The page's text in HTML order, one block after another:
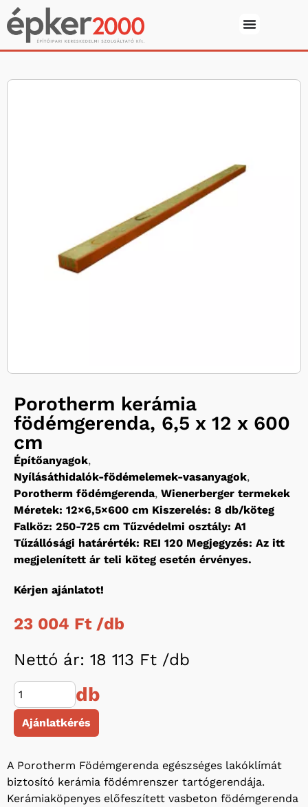
Porotherm kerámia
födémgerenda, 6,5 x 12 x 600
cm
Építőanyagok,
Nyílásáthidalók-födémelemek-vasanyagok,
Porotherm födémgerenda, Wienerberger termekek
Méretek: 12×6,5×600 cm Kiszerelés: 8 db/köteg
Falköz: 250-725 cm Tűzvédelmi osztály: A1
Tűzállósági határérték: REI 120 Megjegyzés: Az itt
megjelenített ár teli köteg esetén érvényes.
Kérjen ajánlatot!
23 004 Ft /db
Nettó ár: 18 113 Ft /db
db
Ajánlatkérés
A Porotherm Födémgerenda egészséges lakóklímát
biztosító kerámia födémrenszer tartógerendája.
Kerámiaköpenyes előfeszített vasbeton födémgerenda